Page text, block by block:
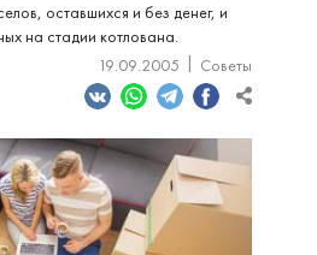
оставшихся и без денег, и
на стадии котлована.
19.09.2005
Советы